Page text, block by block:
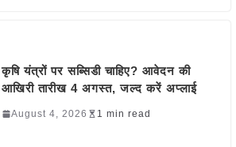
कृषि यंत्रों पर सब्सिडी चाहिए? आवेदन की
आखिरी तारीख 4 अगस्त, जल्द करें अप्लाई
August 4, 2026 1 min read